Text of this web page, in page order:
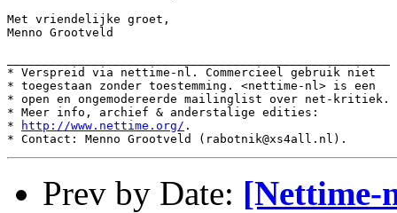
Met vriendelijke groet,
Menno Grootveld
* Verspreid via nettime-nl. Commercieel gebruik niet
* toegestaan zonder toestemming. <nettime-nl> is een
* open en ongemodereerde mailinglist over net-kritiek.
* Meer info, archief & anderstalige edities:
*
http://www.nettime.org/ .
Prev by Date: [Nettime-